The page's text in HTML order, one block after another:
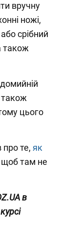
вручну
ножі,
срібний
також
також
цього
про те, як
щоб там не
в